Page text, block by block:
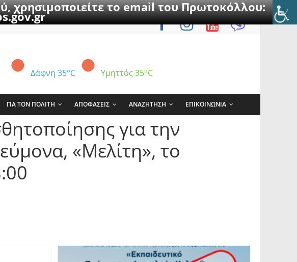
χρησιμοποιείτε το email του Πρωτοκόλλου:
Δάφνη 35°C Υμηττός 35°C
ΓΙΑ ΤΟΝ ΠΟΛΙΤΗ ΑΠΟΦΑΣΕΙΣ ΑΝΑΖΗΤΗΣΗ ΕΠΙΚΟΙΝΩΝΙΑ
για την
«Μελίτη», το